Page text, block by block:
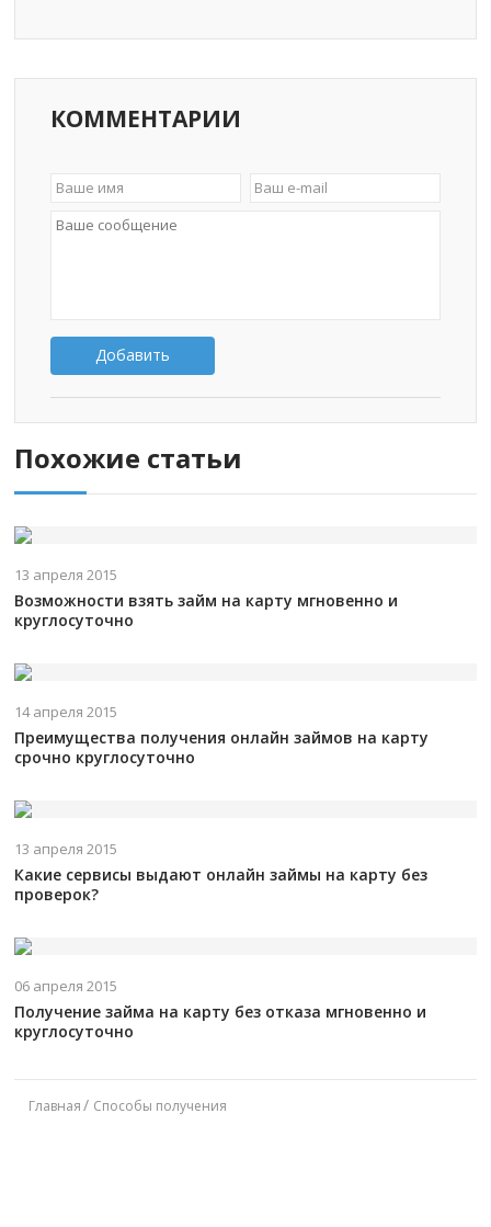
КОММЕНТАРИИ
Добавить
Похожие статьи
13 апреля 2015
Возможности взять займ на карту мгновенно и
круглосуточно
14 апреля 2015
Преимущества получения онлайн займов на карту
срочно круглосуточно
13 апреля 2015
Какие сервисы выдают онлайн займы на карту без
проверок?
06 апреля 2015
Получение займа на карту без отказа мгновенно и
круглосуточно
Главная Способы получения